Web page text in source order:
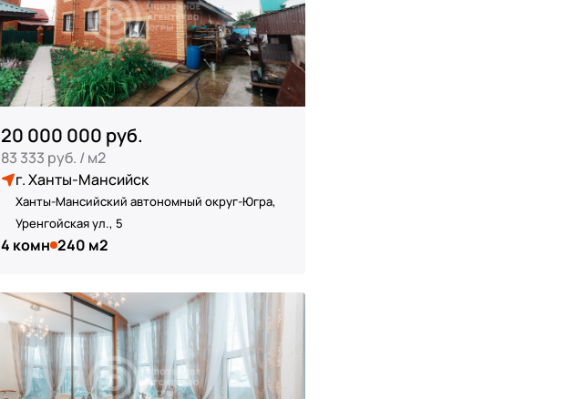
20 000 000 руб.
83 333 руб. / м2
г. Ханты-Мансийск
Ханты-Мансийский автономный округ-Югра,
Уренгойская ул., 5
4 комн 240 м2